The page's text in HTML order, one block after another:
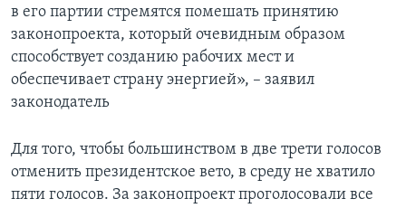
в его партии стремятся помешать принятию
законопроекта, который очевидным образом
способствует созданию рабочих мест и
обеспечивает страну энергией», – заявил
законодатель
Для того, чтобы большинством в две трети голосов
отменить президентское вето, в среду не хватило
пяти голосов. За законопроект проголосовали все